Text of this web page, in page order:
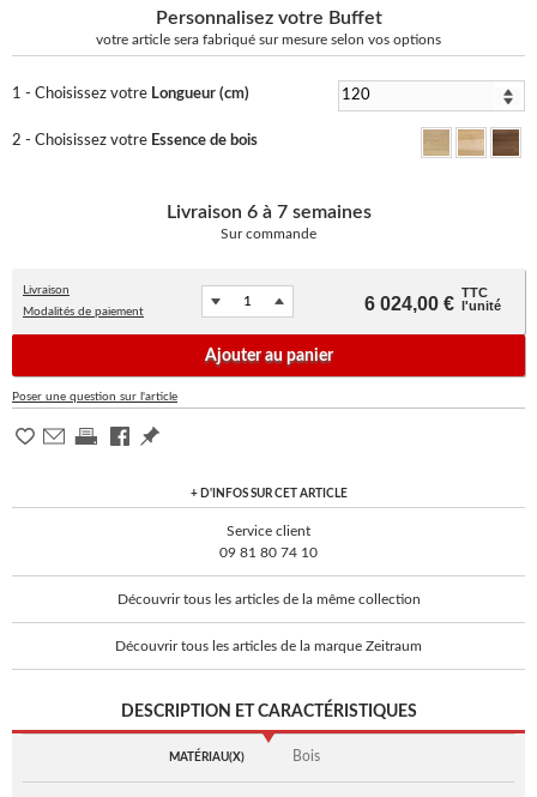
Personnalisez votre Buffet
votre article sera fabriqué sur mesure selon vos options
1 - Choisissez votre Longueur (cm)
2 - Choisissez votre Essence de bois
Livraison 6 à 7 semaines
Sur commande
Livraison
Modalités de paiement
6 024,00 €
TTC
l'unité
Ajouter au panier
Poser une question sur l'article
+ D'INFOS SUR CET ARTICLE
Service client
09 81 80 74 10
Découvrir tous les articles de la même collection
Découvrir tous les articles de la marque Zeitraum
DESCRIPTION ET CARACTÉRISTIQUES
MATÉRIAU(X) Bois